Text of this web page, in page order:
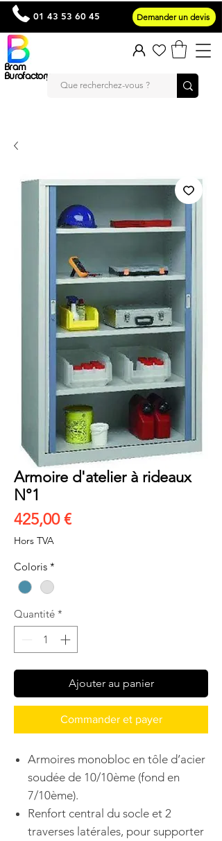
Bram
Burofactory
01 43 53 60 45 Demander un devis
Armoire d'atelier à rideaux
N°1
425,00 €Prix
Hors TVA
Coloris *
Quantité *
Ajouter au panier
Commander et payer
Armoires monobloc en tôle d’acier
soudée de 10/10ème (fond en
7/10ème).
Renfort central du socle et 2
traverses latérales, pour supporter